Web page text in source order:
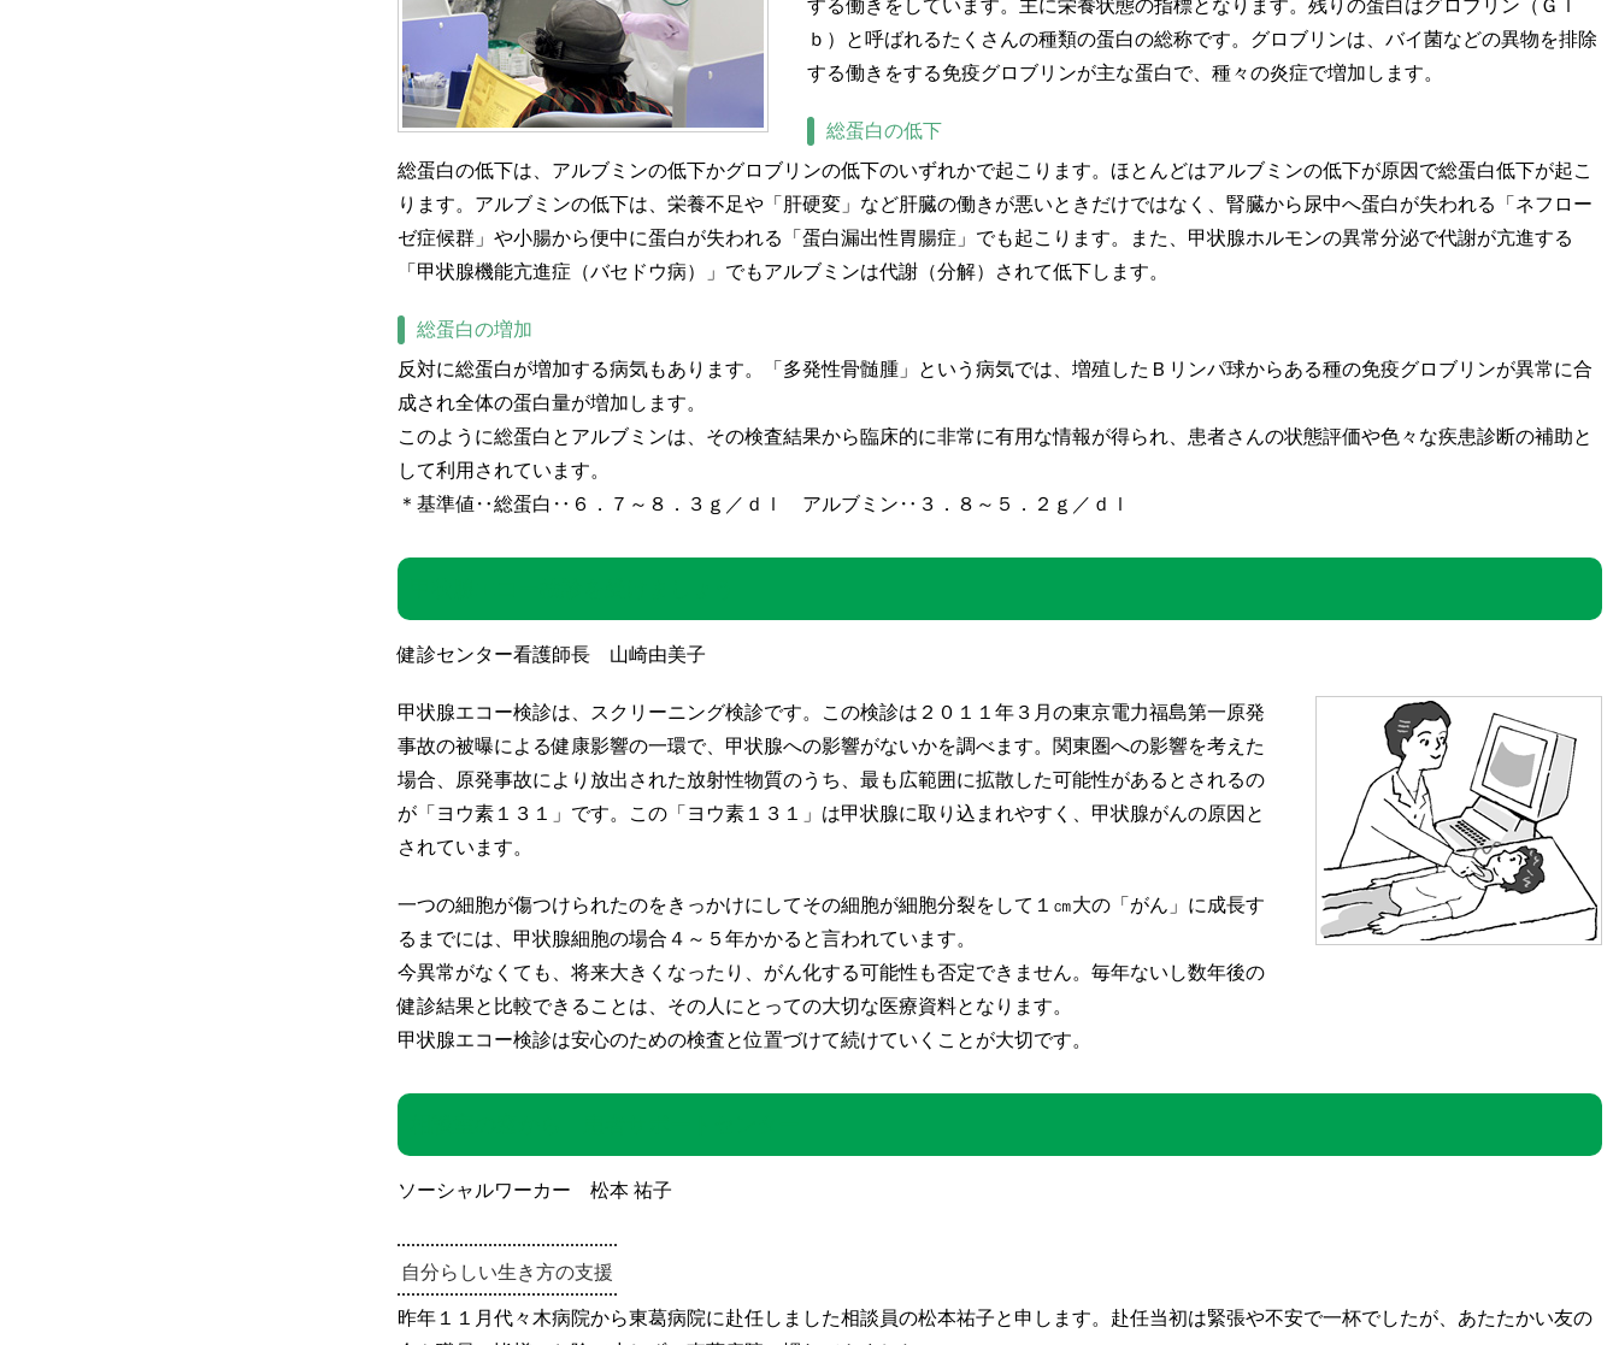
する働きをしています。主に栄養状態の指標となります。残りの蛋白はグロブリン（Ｇｌ
ｂ）と呼ばれるたくさんの種類の蛋白の総称です。グロブリンは、バイ菌などの異物を排除
する働きをする免疫グロブリンが主な蛋白で、種々の炎症で増加します。
総蛋白の低下
総蛋白の低下は、アルブミンの低下かグロブリンの低下のいずれかで起こります。ほとんどはアルブミンの低下が原因で総蛋白低下が起こ
ります。アルブミンの低下は、栄養不足や「肝硬変」など肝臓の働きが悪いときだけではなく、腎臓から尿中へ蛋白が失われる「ネフロー
ゼ症候群」や小腸から便中に蛋白が失われる「蛋白漏出性胃腸症」でも起こります。また、甲状腺ホルモンの異常分泌で代謝が亢進する
「甲状腺機能亢進症（バセドウ病）」でもアルブミンは代謝（分解）されて低下します。
総蛋白の増加
反対に総蛋白が増加する病気もあります。「多発性骨髄腫」という病気では、増殖したＢリンパ球からある種の免疫グロブリンが異常に合
成され全体の蛋白量が増加します。
このように総蛋白とアルブミンは、その検査結果から臨床的に非常に有用な情報が得られ、患者さんの状態評価や色々な疾患診断の補助と
して利用されています。
＊基準値‥総蛋白‥６．７～８．３ｇ／ｄｌ アルブミン‥３．８～５．２ｇ／ｄｌ
健診センター看護師長 山崎由美子
甲状腺エコー検診は、スクリーニング検診です。この検診は２０１１年３月の東京電力福島第一原発
事故の被曝による健康影響の一環で、甲状腺への影響がないかを調べます。関東圏への影響を考えた
場合、原発事故により放出された放射性物質のうち、最も広範囲に拡散した可能性があるとされるの
が「ヨウ素１３１」です。この「ヨウ素１３１」は甲状腺に取り込まれやすく、甲状腺がんの原因と
されています。
一つの細胞が傷つけられたのをきっかけにしてその細胞が細胞分裂をして１㎝大の「がん」に成長す
るまでには、甲状腺細胞の場合４～５年かかると言われています。
今異常がなくても、将来大きくなったり、がん化する可能性も否定できません。毎年ないし数年後の
健診結果と比較できることは、その人にとっての大切な医療資料となります。
甲状腺エコー検診は安心のための検査と位置づけて続けていくことが大切です。
ソーシャルワーカー 松本 祐子
自分らしい生き方の支援
昨年１１月代々木病院から東葛病院に赴任しました相談員の松本祐子と申します。赴任当初は緊張や不安で一杯でしたが、あたたかい友の